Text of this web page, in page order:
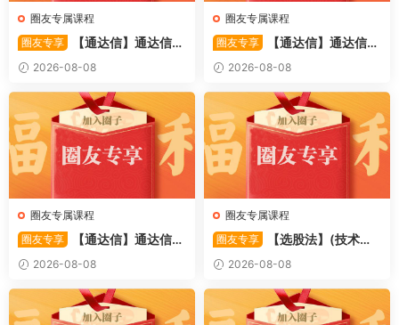
圈友专属课程
圈友专享
【通达信】通达信
〖备战龙妖〗副图/选股 精准
捕捉龙头启动进场信号 源码
2026-08-08
圈友专属课程
圈友专享
【通达信】通达信
〖重心突破〗主副图/选股 捕
捉股价在特定形态下的反转与
启动信号 源码
2026-08-08
圈友专属课程
圈友专享
【通达信】通达信
〖萧啸双通道〗主图指标 研判
股价运行通道、捕捉短线买卖
时机 源码
2026-08-08
圈友专属课程
圈友专享
【选股法】(技术篇)
强势个股选股法操作理念、策
略与工具（上下）视频课程 共
2个视频
2026-08-08